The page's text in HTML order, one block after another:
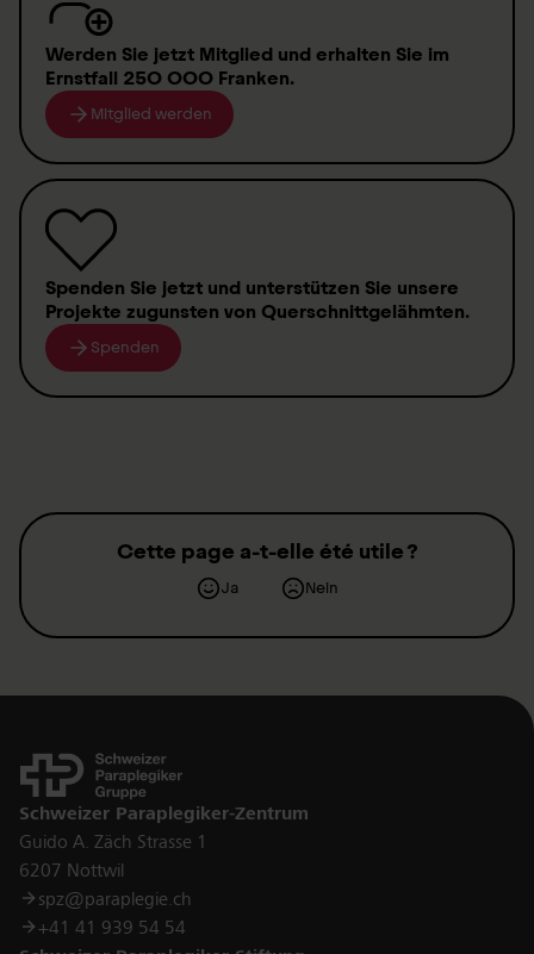
Werden Sie jetzt Mitglied und erhalten Sie im
Ernstfall 250 000 Franken.
Mitglied werden
Spenden Sie jetzt und unterstützen Sie unsere
Projekte zugunsten von Querschnittgelähmten.
Spenden
Cette page a-t-elle été utile ?
Ja Nein
Kontakt
Schweizer Paraplegiker-Zentrum
Guido A. Zäch Strasse 1
6207 Nottwil
spz@paraplegie.ch
+41 41 939 54 54